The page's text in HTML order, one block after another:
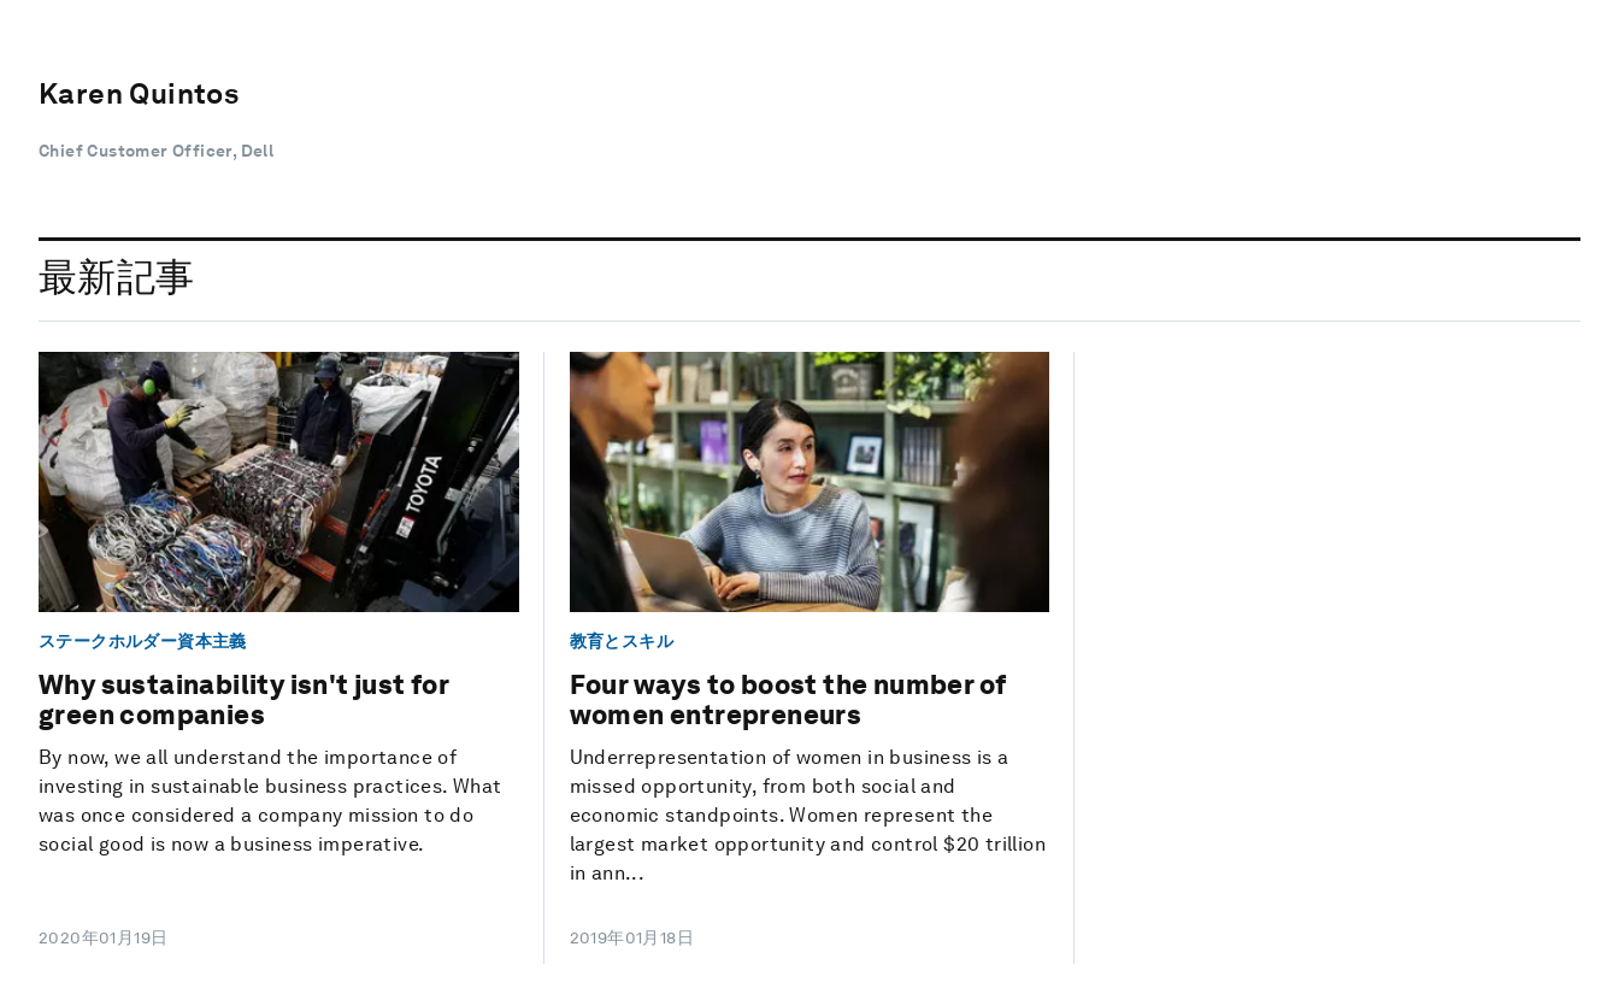
Karen Quintos
Chief Customer Officer, Dell
最新記事
ステークホルダー資本主義
Why sustainability isn't just for
green companies
By now, we all understand the importance of
investing in sustainable business practices. What
was once considered a company mission to do
social good is now a business imperative.
2020年01月19日
教育とスキル
Four ways to boost the number of
women entrepreneurs
Underrepresentation of women in business is a
missed opportunity, from both social and
economic standpoints. Women represent the
largest market opportunity and control $20 trillion
in ann...
2019年01月18日